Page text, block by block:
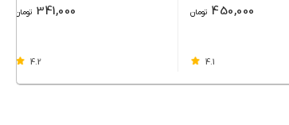
تومان 450,000
4.1
تومان 341,000
4.2